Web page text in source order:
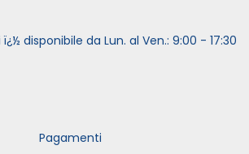
disponibile da Lun. al Ven.: 9:00 - 17:30
Pagamenti